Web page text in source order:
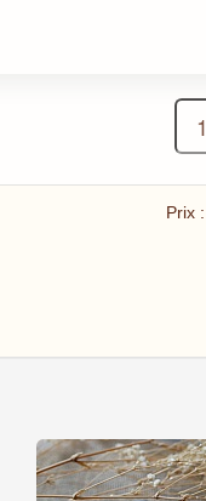
Prix :